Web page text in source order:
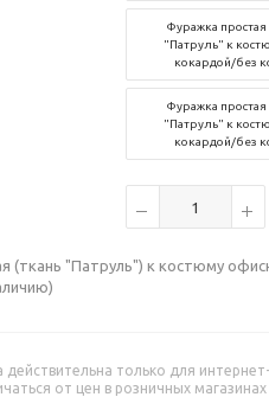
Фуражка
"Патруль" к
кокардой/без
Фуражка
"Патруль" к
кокардой/без
(ткань "Патруль") к костюму
действительна только для
от цен в розничных магазинах